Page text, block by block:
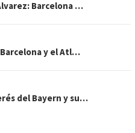
Barcelona …
y el Atl…
del Bayern y su…